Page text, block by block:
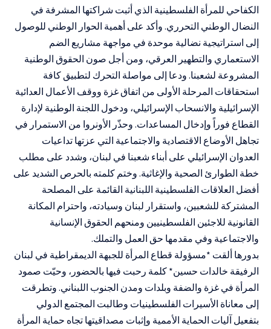
الكفاحي للمرأة الفلسطينية الذي أثبت شراكتها المشرفة في
النضال الوطني التحرري. وأكد على أهمية الحوار الوطني للوصول
إلى استراتيجية نضالية موحدة في مواجهة مشاريع الضم
الاستعماري والتطهير العرقي، ومن أجل صون الحقوق الوطنية
المشروعة لشعبنا. ودعا إلى مواصلة التحرك لتطبيق كافة
استحقاقات المرحلة الأولى من اتفاق غزة ووقف الأعمال العدائية
الإسرائيلية والانسحاب الإسرائيلي، ودخول اللجنة الوطنية لإدارة
القطاع فوراً وإدخال المساعدات. وحذّر الأونروا من الاستمرار في
تجاهل الأوضاع الاقتصادية والاجتماعية التي عزتها تداعيات
العدوان الإسرائيلي على أبناء شعبنا في لبنان، وشدد على مطلب
خطة الطوارئ الصحية والإغاثية. وختم كلمته بالحرص الشديد على
أفضل العلاقات الفلسطينية اللبنانية القائمة على المصلحة
المشتركة للشعبين، واستقرار لبنان وسيادته، واحترام المكانة
القانونية للاجئين الفلسطينيين ومنحهم الحقوق الإنسانية
والاجتماعية وفي مقدمها حق العمل والتملك.
بدورها ألقت *مسؤولة قطاع المرأة للجبهة الديمقراطية في لبنان
الرفيقة خالدات حسين* كلمة رحبت فيها بالحضور، وحيّت صمود
المرأة في غزة والضفة وبلدات ومدن الجنوب اللبناني. وتطرقت
إلى معاناة الأسيرات الفلسطينيات وطالبت المجتمع الدولي
بتفعيل آليات الحماية الأممية وإثبات مصداقيتها تجاه حماية المرأة